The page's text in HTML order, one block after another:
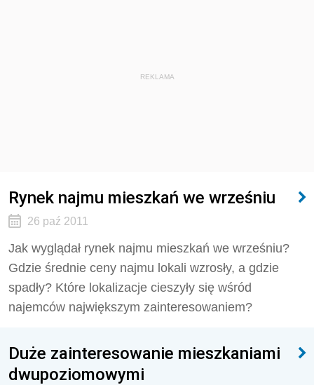
REKLAMA
Rynek najmu mieszkań we wrześniu
26 paź 2011
Jak wyglądał rynek najmu mieszkań we wrześniu?
Gdzie średnie ceny najmu lokali wzrosły, a gdzie
spadły? Które lokalizacje cieszyły się wśród
najemców największym zainteresowaniem?
Duże zainteresowanie mieszkaniami
dwupoziomowymi